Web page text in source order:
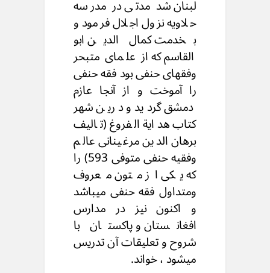
لبنان شد مدتی در مدرسه
حلاويه نزول اجلال فرمود و
بخدمت كمال الدين ابو
القاسم که از علمای متبحر
وفقهای حنفی بود فقه حنفی
را آموخت و از آنجا عازم
دمشق گردید و درین شهر
كتاب هداية الفروغ (تالیف
برهان الدین مرغینانی عالم
وفقيه حنفی متوفی 593) را
که یکی از متون معروف
ومتداول فقه حنفی میباشد
و اکنون نیز در مدارس
افغانستان و پاکستان با
شروح و تعلیقات آن تدریس
میشود ، خواند.